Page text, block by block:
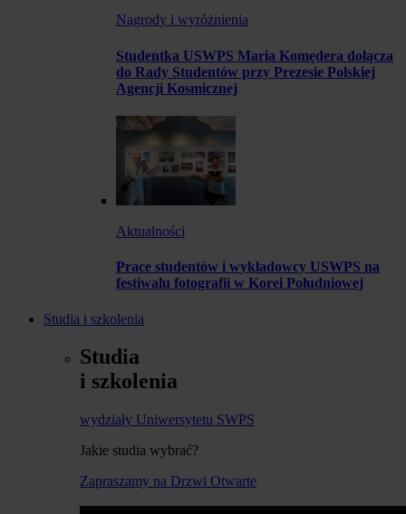
Nagrody i wyróżnienia
Studentka USWPS Maria Komędera dołącza
do Rady Studentów przy Prezesie Polskiej
Agencji Kosmicznej
Aktualności
Prace studentów i wykładowcy USWPS na
festiwalu fotografii w Korei Południowej
Studia i szkolenia
Studia
i szkolenia
wydziały Uniwersytetu SWPS
Jakie studia wybrać?
Zapraszamy na Drzwi Otwarte